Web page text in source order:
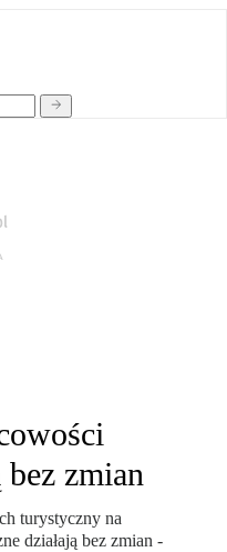
bez zmian
turystyczny na
działają bez zmian -